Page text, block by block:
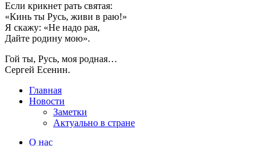
Если крикнет рать святая:
«Кинь ты Русь, живи в раю!»
Я скажу: «Не надо рая,
Дайте родину мою».
Гой ты, Русь, моя родная…
Сергей Есенин.
Главная
Новости
Заметки
Актуально в стране
О нас